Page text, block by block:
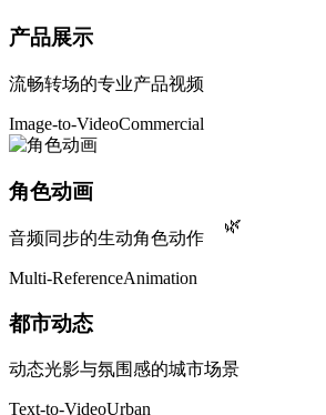
🌿
产品展示
流畅转场的专业产品视频
Image-to-VideoCommercial
角色动画
音频同步的生动角色动作
Multi-ReferenceAnimation
都市动态
动态光影与氛围感的城市场景
Text-to-VideoUrban